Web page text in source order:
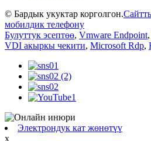
© Бардык укуктар корголгон.
мобилдик телефону
Булуттук эсептөө, Vmware Endpoint,
VDI акыркы чекити, Microsoft Rdp,
Электрондук кат жөнөтүү
x